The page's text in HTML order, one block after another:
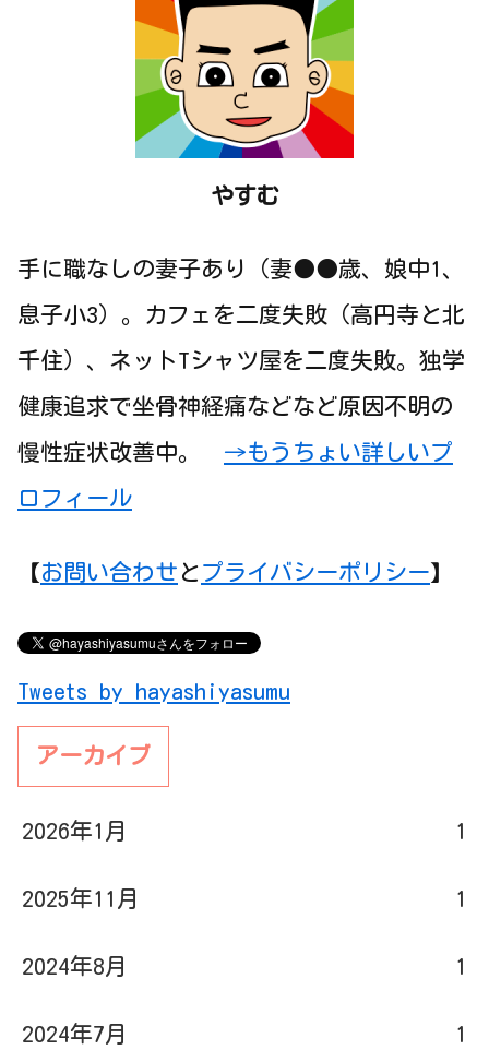
やすむ
手に職なしの妻子あり（妻●●歳、娘中1、
息子小3）。カフェを二度失敗（高円寺と北
千住）、ネットTシャツ屋を二度失敗。独学
健康追求で坐骨神経痛などなど原因不明の
慢性症状改善中。 →もうちょい詳しいプ
ロフィール
【お問い合わせ と プライバシーポリシー】
Tweets by hayashiyasumu
アーカイブ
2026年1月 1
2025年11月 1
2024年8月 1
2024年7月 1